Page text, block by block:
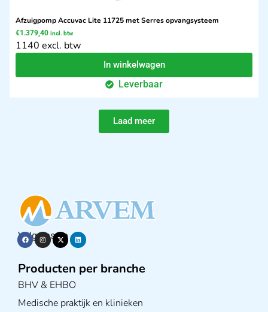
Afzuigpomp Accuvac Lite 11725 met Serres opvangsysteem
€1.379,40 incl. btw
1140 excl. btw
In winkelwagen
Leverbaar
Laad meer
Volg ons op
Producten per branche
BHV & EHBO
Medische praktijk en klinieken